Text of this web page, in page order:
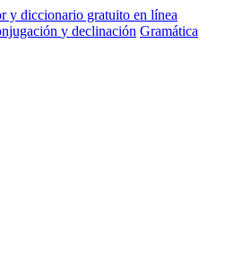
y declinación Gramática